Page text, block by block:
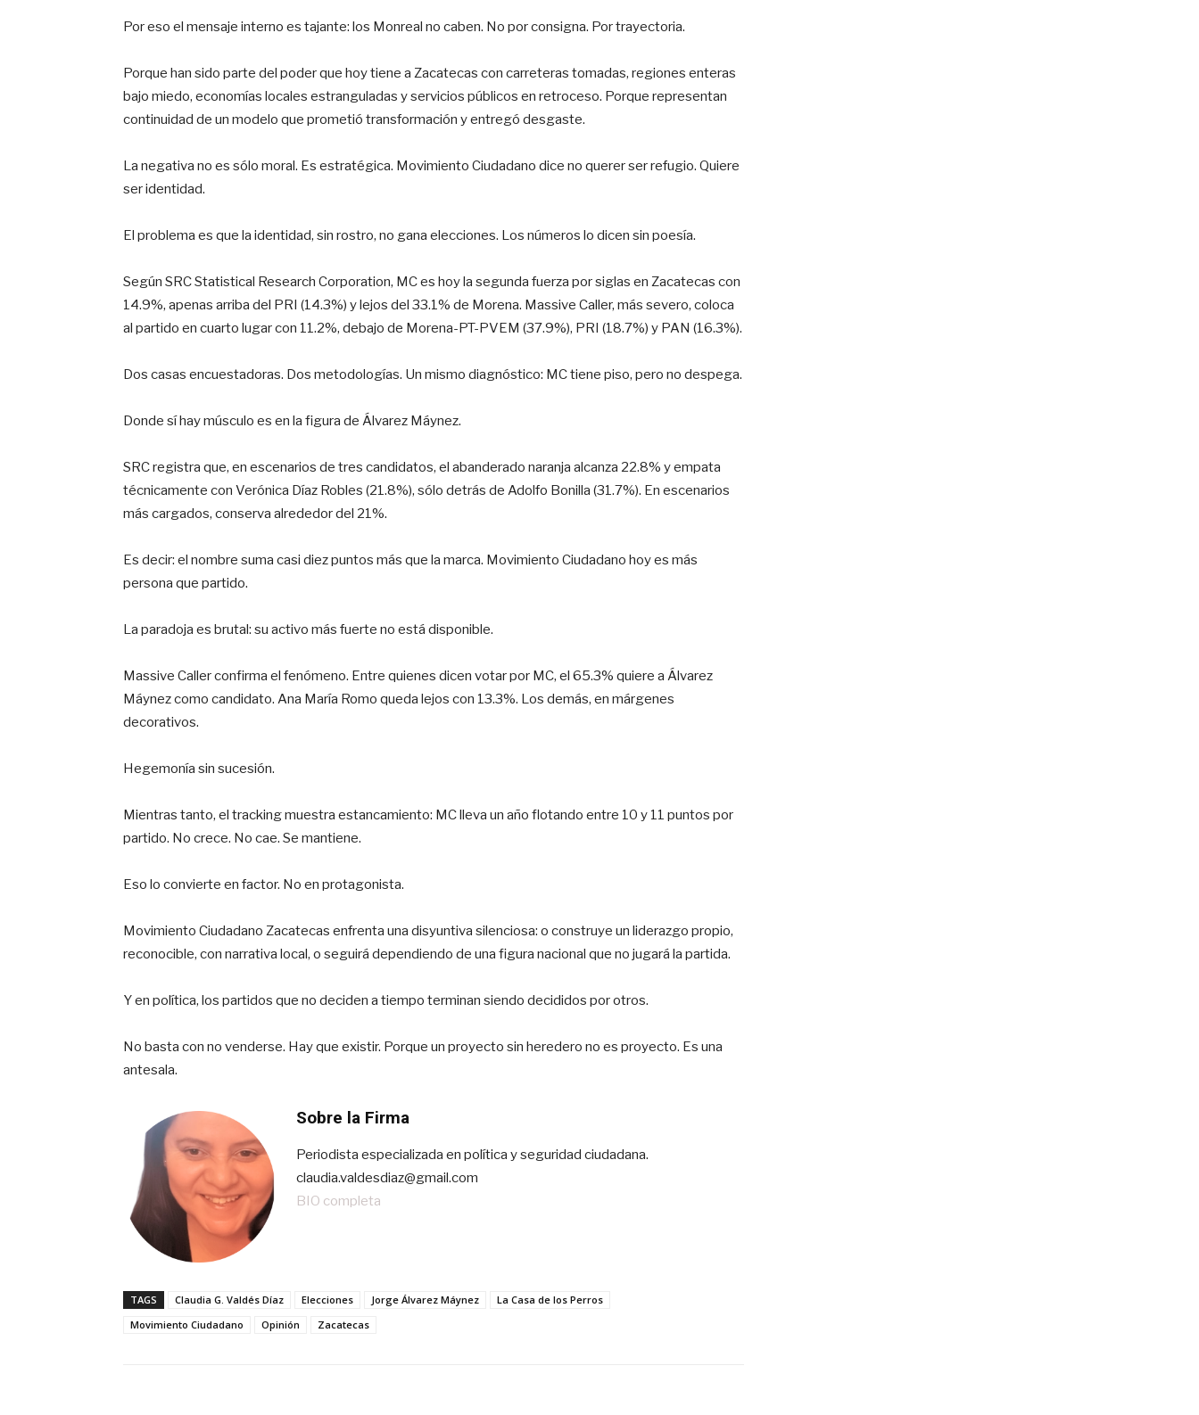
Por eso el mensaje interno es tajante: los Monreal no caben. No por consigna. Por trayectoria.
Porque han sido parte del poder que hoy tiene a Zacatecas con carreteras tomadas, regiones enteras
bajo miedo, economías locales estranguladas y servicios públicos en retroceso. Porque representan
continuidad de un modelo que prometió transformación y entregó desgaste.
La negativa no es sólo moral. Es estratégica. Movimiento Ciudadano dice no querer ser refugio. Quiere
ser identidad.
El problema es que la identidad, sin rostro, no gana elecciones. Los números lo dicen sin poesía.
Según SRC Statistical Research Corporation, MC es hoy la segunda fuerza por siglas en Zacatecas con
14.9%, apenas arriba del PRI (14.3%) y lejos del 33.1% de Morena. Massive Caller, más severo, coloca
al partido en cuarto lugar con 11.2%, debajo de Morena-PT-PVEM (37.9%), PRI (18.7%) y PAN (16.3%).
Dos casas encuestadoras. Dos metodologías. Un mismo diagnóstico: MC tiene piso, pero no despega.
Donde sí hay músculo es en la figura de Álvarez Máynez.
SRC registra que, en escenarios de tres candidatos, el abanderado naranja alcanza 22.8% y empata
técnicamente con Verónica Díaz Robles (21.8%), sólo detrás de Adolfo Bonilla (31.7%). En escenarios
más cargados, conserva alrededor del 21%.
Es decir: el nombre suma casi diez puntos más que la marca. Movimiento Ciudadano hoy es más
persona que partido.
La paradoja es brutal: su activo más fuerte no está disponible.
Massive Caller confirma el fenómeno. Entre quienes dicen votar por MC, el 65.3% quiere a Álvarez
Máynez como candidato. Ana María Romo queda lejos con 13.3%. Los demás, en márgenes
decorativos.
Hegemonía sin sucesión.
Mientras tanto, el tracking muestra estancamiento: MC lleva un año flotando entre 10 y 11 puntos por
partido. No crece. No cae. Se mantiene.
Eso lo convierte en factor. No en protagonista.
Movimiento Ciudadano Zacatecas enfrenta una disyuntiva silenciosa: o construye un liderazgo propio,
reconocible, con narrativa local, o seguirá dependiendo de una figura nacional que no jugará la partida.
Y en política, los partidos que no deciden a tiempo terminan siendo decididos por otros.
No basta con no venderse. Hay que existir. Porque un proyecto sin heredero no es proyecto. Es una
antesala.
Sobre la Firma
Periodista especializada en política y seguridad ciudadana.
claudia.valdesdiaz@gmail.com
BIO completa
TAGS Claudia G. Valdés Díaz Elecciones Jorge Álvarez Máynez
La Casa de los Perros
Movimiento Ciudadano
Opinión Zacatecas